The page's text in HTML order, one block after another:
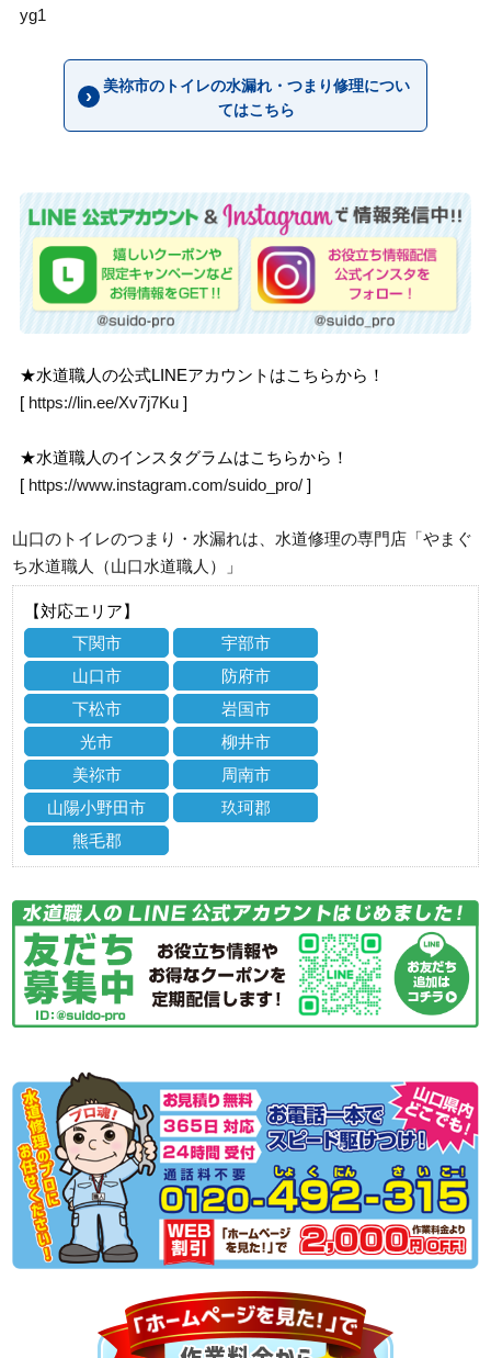
yg1
美祢市のトイレの水漏れ・つまり修理につい
てはこちら
★水道職人の公式LINEアカウントはこちらから！
[ https://lin.ee/Xv7j7Ku ]
★水道職人のインスタグラムはこちらから！
[ https://www.instagram.com/suido_pro/ ]
山口のトイレのつまり・水漏れは、水道修理の専門店「やまぐ
ち水道職人（山口水道職人）」
【対応エリア】
下関市
宇部市
山口市
防府市
下松市
岩国市
光市
柳井市
美祢市
周南市
山陽小野田市
玖珂郡
熊毛郡